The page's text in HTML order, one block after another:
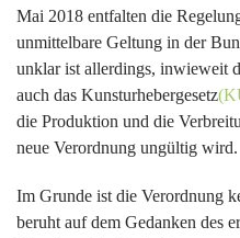
Mai 2018 entfalten die
unmittelbare Geltung in der
unklar ist allerdings, inwieweit
auch das Kunsturhebergesetz
die Produktion und die
neue Verordnung ungültig wird.
Im Grunde ist die Verordnung
beruht auf dem Gedanken des